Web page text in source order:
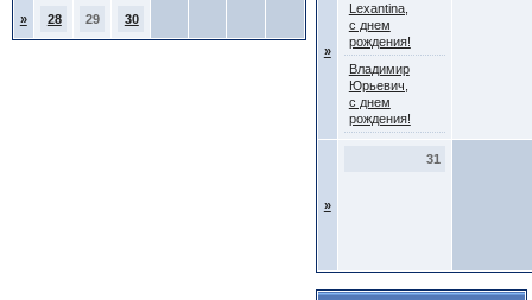
» 28 29 30
»
Lexantina,
с днем
рождения!
Владимир
Юрьевич,
с днем
рождения!
»
31